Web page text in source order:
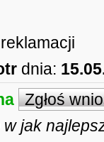
dnia:
Zgłoś
jak